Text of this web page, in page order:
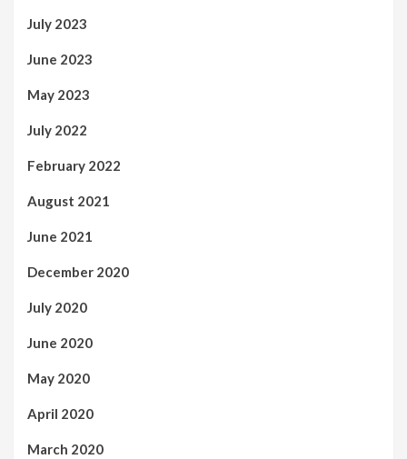
July 2023
June 2023
May 2023
July 2022
February 2022
August 2021
June 2021
December 2020
July 2020
June 2020
May 2020
April 2020
March 2020